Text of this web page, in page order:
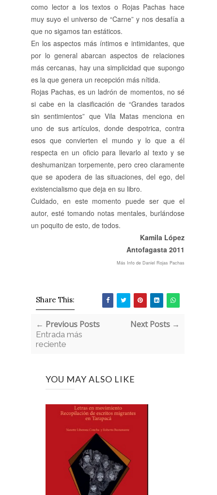
como lector a los textos o Rojas Pachas hace
muy suyo el universo de “Carne” y nos desafía a
que no sigamos tan estáticos.
En los aspectos más íntimos e intimidantes, que
por lo general abarcan aspectos de relaciones
más cercanas, hay una simplicidad que supongo
es la que genera un recepción más nítida.
Rojas Pachas, es un ladrón de momentos, no sé
si cabe en la clasificación de “Grandes tarados
sin sentimientos” que Vila Matas menciona en
uno de sus artículos, donde despotrica, contra
esos que convierten el mundo y lo que a él
respecta en un oficio para llevarlo al texto y se
deshumanizan torpemente, pero creo claramente
que se apodera de las situaciones, del ego, del
existencialismo que deja en su libro.
Cuidado, en este momento puede ser que el
autor, esté tomando notas mentales, burlándose
un poquito de esto, de todos.
Kamila López
Antofagasta 2011
Más Info de Daniel Rojas Pachas
Share This:
← Previous Posts
Entrada más
reciente
Next Posts →
YOU MAY ALSO LIKE